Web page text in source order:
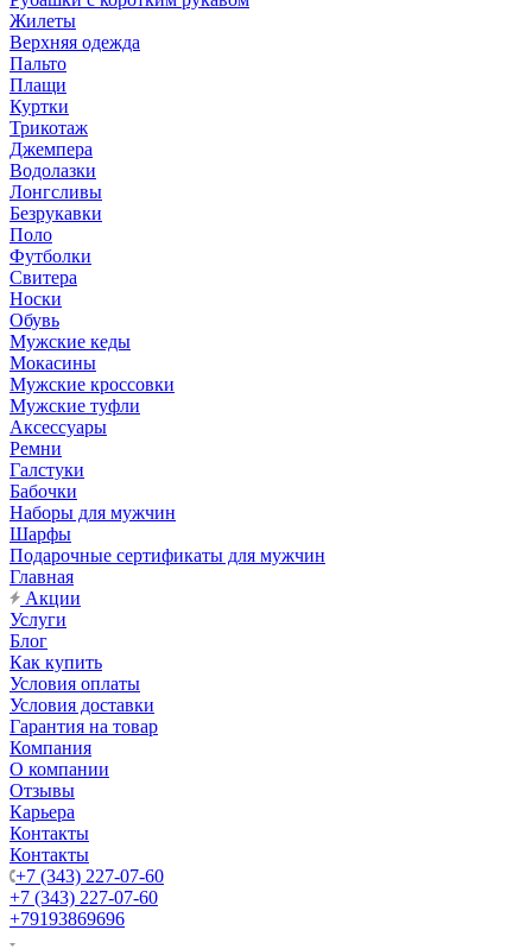
Жилеты
Верхняя одежда
Пальто
Плащи
Куртки
Трикотаж
Джемпера
Водолазки
Лонгсливы
Безрукавки
Поло
Футболки
Свитера
Носки
Обувь
Мужские кеды
Мокасины
Мужские кроссовки
Мужские туфли
Аксессуары
Ремни
Галстуки
Бабочки
Наборы для мужчин
Шарфы
Подарочные сертификаты для мужчин
Главная
Акции
Услуги
Блог
Как купить
Условия оплаты
Условия доставки
Гарантия на товар
Компания
О компании
Отзывы
Карьера
Контакты
Контакты
+7 (343) 227-07-60
+7 (343) 227-07-60
+79193869696